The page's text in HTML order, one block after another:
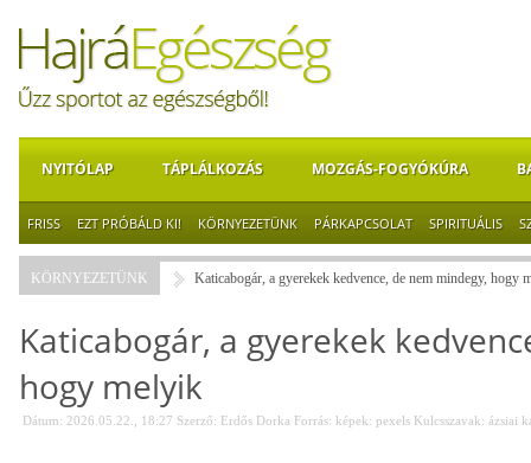
NYITÓLAP TÁPLÁLKOZÁS MOZGÁS-FOGYÓKÚRA
FRISS EZT PRÓBÁLD KI! KÖRNYEZETÜNK PÁRKAPCSOLAT SPIRITUÁLIS
KÖRNYEZETÜNK Katicabogár, a gyerekek kedvence, de nem mindegy, hogy
Katicabogár, a gyerekek
hogy melyik
Dátum: 2026.05.22., 18:27 Szerző: Erdős Dorka Forrás: képek: pexels Kulcsszavak: ázsiai